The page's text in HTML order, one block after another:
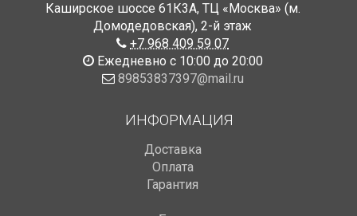
Каширское шоссе 61К3А, ТЦ «Москва» (м.
Домодедовская), 2-й этаж
+7 968 409 59 07
Ежедневно с 10:00 до 20:00
89853837397@mail.ru
ИНФОРМАЦИЯ
Доставка
Оплата
Гарантия